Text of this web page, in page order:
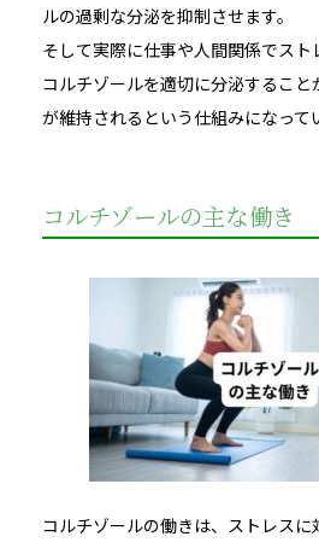
ルの過剰な分泌を抑制させます。
そして実際に仕事や人間関係でスト
コルチゾールを適切に分泌するこ
が維持されるという仕組みになって
コルチゾールの主な働き
コルチゾールの働きは、ストレス